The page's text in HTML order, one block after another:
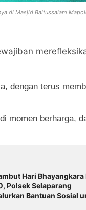
di Masjid Baitussalam
dengan terus
momen berharga,
Hari Bhayangkara
Polsek Selaparang
Bantuan Sosial